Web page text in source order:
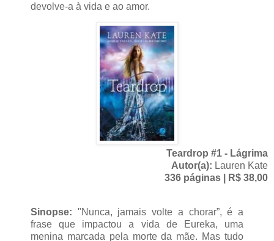
devolve-a à vida e ao amor.
Teardrop #1 - Lágrima
Autor(a): Lauren Kate
336 páginas | R$ 38,00
Sinopse: "Nunca, jamais volte a chorar”, é a
frase que impactou a vida de Eureka, uma
menina marcada pela morte da mãe. Mas tudo